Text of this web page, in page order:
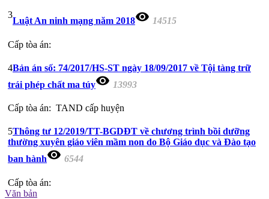
3
Luật An ninh mạng năm 2018visibility 14515
Cấp tòa án:
4Bản án số: 74/2017/HS-ST ngày 18/09/2017 về Tội tàng trữ
trái phép chất ma túyvisibility 13993
Cấp tòa án: TAND cấp huyện
5Thông tư 12/2019/TT-BGDĐT về chương trình bồi dưỡng
thường xuyên giáo viên mầm non do Bộ Giáo dục và Đào tạo
ban hànhvisibility 6544
Cấp tòa án:
Văn bản